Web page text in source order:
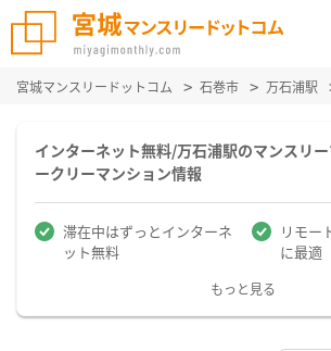
宮城マンスリードットコム 石巻市 万石浦駅
インターネット無料/万石浦駅のマンスリ
ークリーマンション情報
滞在中はずっとインターネ
ット無料
リモー
に最適
もっと見る